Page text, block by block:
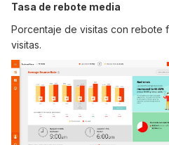
Tasa de rebote media
Porcentaje de visitas con rebote
visitas.